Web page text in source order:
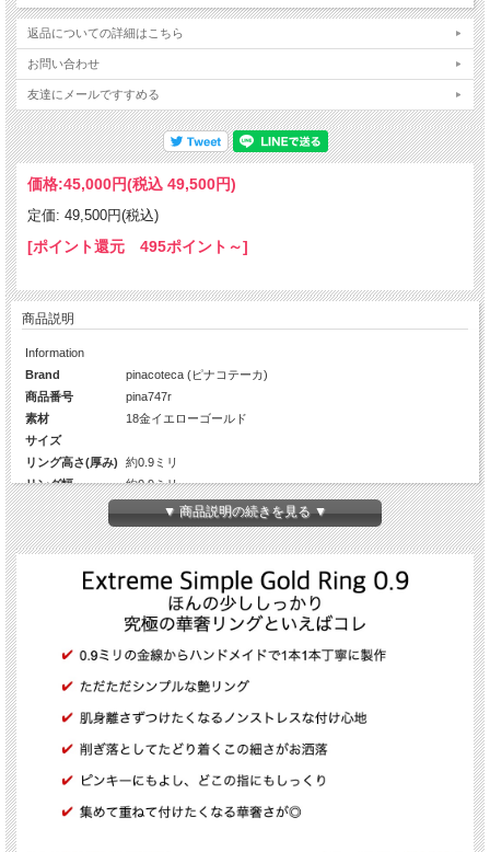
返品についての詳細はこちら
お問い合わせ
友達にメールですすめる
価格:45,000円(税込 49,500円)
定価: 49,500円(税込)
[ポイント還元 495ポイント～]
商品説明
Information
Brand
pinacoteca (ピナコテーカ)
商品番号
pina747r
素材
18金イエローゴールド
サイズ
リング高さ(厚み)
約0.9ミリ
リング幅
約0.9ミリ
元々の金線の太さ
約0.9ミリ
Diamond
-
カラット数
-
▼ 商品説明の続きを見る ▼